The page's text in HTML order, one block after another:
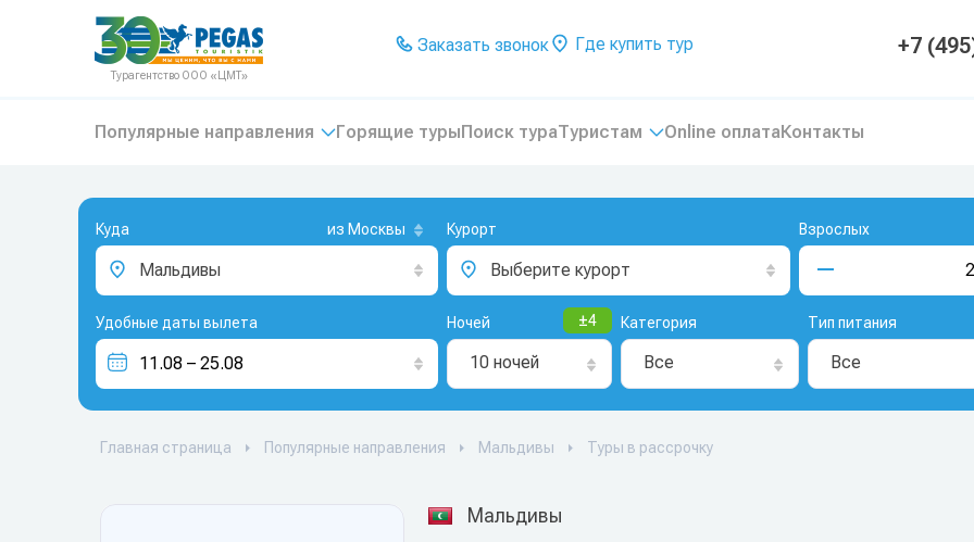
На главную
Турагентство ООО «ЦМТ»
Заказать звонок Где купить тур +7
Популярные направления Горящие турыПоиск тураТуристам Online оплатаКонтакты
Куда из Москвы
Мальдивы
Курорт
Выберите курорт
Взрослых
Удобные даты вылета Ночей ±4
10 ночей
Категория
Все
Тип питания
Все
Главная страница Популярные направления Мальдивы Туры в рассрочку
Мальдивы